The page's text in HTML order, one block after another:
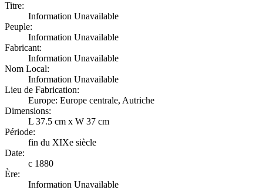
Titre:
Information Unavailable
Peuple:
Information Unavailable
Fabricant:
Information Unavailable
Nom Local:
Information Unavailable
Lieu de Fabrication:
Europe: Europe centrale, Autriche
Dimensions:
L 37.5 cm x W 37 cm
Période:
fin du XIXe siècle
Date:
c 1880
Ère:
Information Unavailable